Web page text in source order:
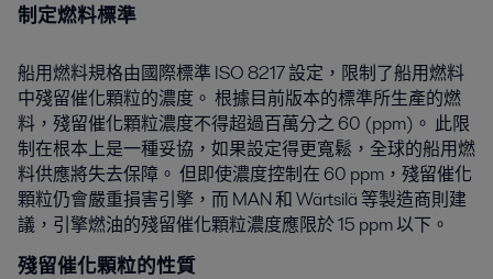
制定燃料標準
船用燃料規格由國際標準 ISO 8217 設定，限制了船用燃料
中殘留催化顆粒的濃度。 根據目前版本的標準所生產的燃
料，殘留催化顆粒濃度不得超過百萬分之 60 (ppm)。 此限
制在根本上是一種妥協，如果設定得更寬鬆，全球的船用燃
料供應將失去保障。 但即使濃度控制在 60 ppm，殘留催化
顆粒仍會嚴重損害引擎，而 MAN 和 Wärtsilä 等製造商則建
議，引擎燃油的殘留催化顆粒濃度應限於 15 ppm 以下。
殘留催化顆粒的性質